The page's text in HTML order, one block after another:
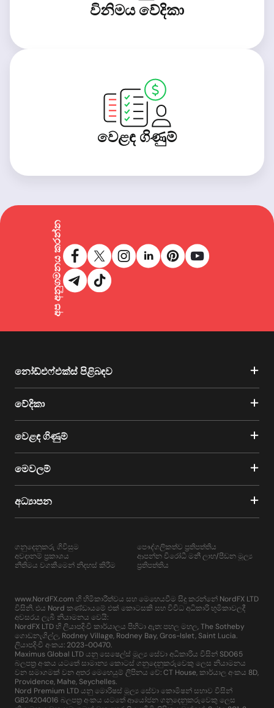
විනිමය වේදිකා
වෙළඳ ගිණුම්
අප අනුගමනය කරන්න
නෝඩ්එෆ්එක්ස් පිළිබඳව
වේදිකා
වෙළඳ ගිණුම්
මෙවලම්
අධ්‍යාපන
ගනුදෙනුකරු ගිවිසුම
අවදානම් ප්‍රකාශය
නීතිමය වගකීමෙන් නිදහස් කිරීම
පෞද්ගලිකත්ව ප්‍රතිපත්තිය
ආපන්න විරෝධී මනී ලාභ/පීඩන මූල්‍ය
ප්‍රතිපත්තිය
www.NordFX.com හි හිමිකාරීත්වය සහ මෙහෙයවීම සිදු කරන්නේ NordFX LTD
විසිනි. එය Nord කණ්ඩායමේ එක් කොටසකි සහ විවිධ අධිකාරි භූමිකාවලදී
අවසරය ලැබී නියාමනය වෙයි:
NordFX LTD හි ලියාපදිංචි කාර්යාලය පිහිටා ඇත: පහල මහල, The Sotheby
ගොඩනැගිල්ල, Rodney Village, Rodney Bay, Gros-Islet, Saint Lucia.
ලියාපදිංචි අංකය: 2023-00470.
Maximus Global LTD යනු සෙෂෙල්ස් මූල්‍ය සේවා අධිකාරිය විසින් SD065
බලපත්‍ර අංකය යටතේ සාමාන්‍ය කොටස් ගනුදෙනුකරුවෙකු ලෙස නියාමනය
වන සමාගමක් වන අතර මෙහෙයුම් ලිපිනය වේ: CT House, කාර්යාල අංකය 8D,
Providence, Mahe, Seychelles.
Nord Premium LTD යනු මොරිෂස් මූල්‍ය සේවා කොමිෂන් සභාව විසින්
GB24204016 බලපත්‍ර අංකය යටතේ ආයෝජන ගනුදෙනුකරුවෙකු ලෙස